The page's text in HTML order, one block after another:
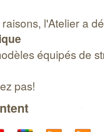
l'Atelier a
équipés de
pas!